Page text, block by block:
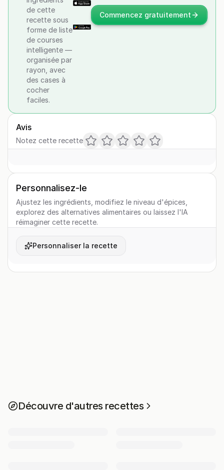
de cette
recette sous
forme de liste
de courses
intelligente —
organisée par
rayon, avec
des cases à
cocher
faciles.
Commencez gratuitement
Avis
Notez cette recette
Personnalisez-le
Ajustez les ingrédients, modifiez le niveau d'épices,
explorez des alternatives alimentaires ou laissez l'IA
réimaginer cette recette.
Personnaliser la recette
Découvre d'autres recettes